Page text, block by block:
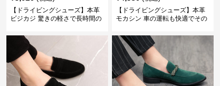
【ドライビングシューズ】本革
ビジカジ 驚きの軽さで長時間の
【ドライビングシューズ】本革
モカシン 車の運転も快適でその